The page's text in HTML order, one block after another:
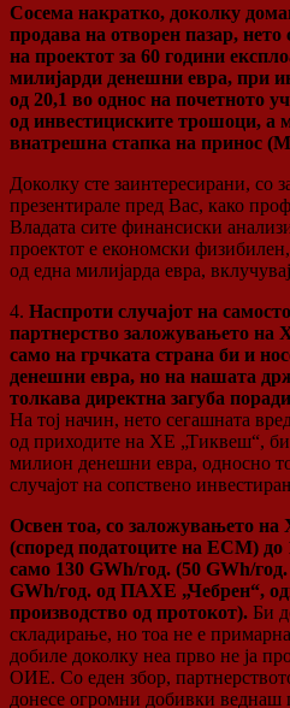
Сосема накратко, доколку
продава на отворен пазар,
на проектот за 60 години
милијарди денешни евра, при
од 20,1 во однос на почетното
од инвестициските трошоци, а
внатрешна стапка на принос
Доколку сте заинтересирани, со
презентирале пред Вас, како
Владата сите финансиски
проектот е економски
од една милијарда евра,
4. Наспроти случајот на
партнерство заложувањето на
само на грчката страна би и
денешни евра, но на нашата
толкава директна загуба
На тој начин, нето сегашната
од приходите на ХЕ „Тиквеш“, би
милион денешни евра, односно
случајот на сопствено
Освен тоа, со заложувањето
(според податоците на ЕСМ) до
само 130 GWh/год. (50 GWh/
GWh/год. од ПАХЕ „Чебрен“,
производство од протокот). Би
складирање, но тоа не е
добиле доколку неа прво не ја
ОИЕ. Со еден збор,
донесе огромни добивки веднаш